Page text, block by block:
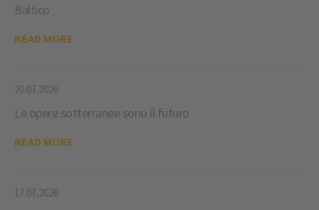
Baltico
READ MORE
20.07.2026
Le opere sotterranee sono il futuro
READ MORE
17.07.2026